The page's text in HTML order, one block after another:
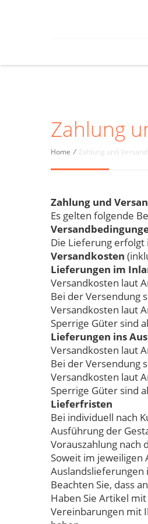
Zahlung
Home / Zahlung und Versand
Zahlung und
Es gelten folgende
Die Lieferung erfolgt
Versandkosten
Lieferungen im
Versandkosten laut
Bei der Versendung
Versandkosten laut
Sperrige Güter sind
Lieferungen ins
Versandkosten laut
Bei der Versendung
Versandkosten laut
Sperrige Güter sind
Lieferfristen
Bei individuell nach
Ausführung der
Vorauszahlung nach
Soweit im jeweiligen
Auslandslieferungen
Beachten Sie, dass
Haben Sie Artikel
Vereinbarungen mit